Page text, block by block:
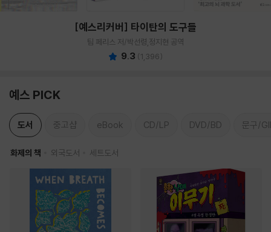
[예스리커버] 타이탄의 도구들
팀 페리스 저/박선령,정지현 공역
9.3 (1,396)
예스 PICK
도서 중고샵 eBook CD/LP DVD/BD 문구/
화제의 책 외국도서 세트도서